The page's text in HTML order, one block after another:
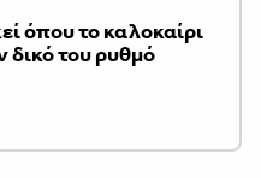
όπου το καλοκαίρι
δικό του ρυθμό